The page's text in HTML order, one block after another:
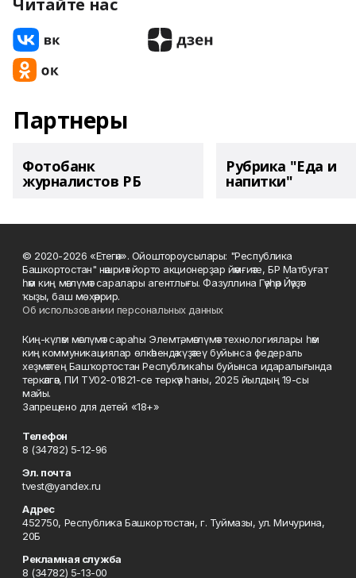
Читайте нас
Партнеры
Фотобанк
журналистов РБ
Рубрика "Еда и
напитки"
© 2020-2026 «Етегән». Ойоштороусылары: "Республика
Башкортостан" нәшриәт йорто акционерҙар йәмғиәте, БР Матбуғат
һәм киң мәғлүмәт саралары агентлығы. Фазуллина Гәүһәр Йәүҙәт
ҡыҙы, баш мөхәррир.
Об использовании персональных данных
Киң-күләм мәғлүмәт сараһы Элемтә, мәғлүмәт технологиялары һәм
киң коммуникациялар өлкәһендә күҙәтеү буйынса федераль
хеҙмәттең Башҡортостан Республикаһы буйынса идаралығында
теркәлгән, ПИ ТУ02-01821-се теркәү һаны, 2025 йылдың 19-сы
майы.
Запрещено для детей «18+»
Телефон
8 (34782) 5-12-96
Эл. почта
tvest@yandex.ru
Адрес
452750, Республика Башкортостан, г. Туймазы, ул. Мичурина,
20Б
Рекламная служба
8 (34782) 5-13-00